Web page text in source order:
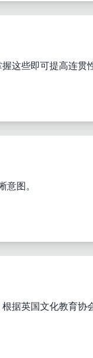
这些即可提高连贯
意图。
据英国文化教育协